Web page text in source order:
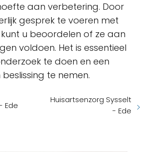
aan verbetering. Door
gesprek te voeren met
kunt u beoordelen of ze aan
voldoen. Het is essentieel
te doen en een
te nemen.
Ede
Huisartsenzorg Sysselt
- Ede